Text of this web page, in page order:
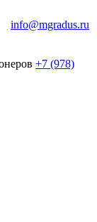
info@mgradus.ru
+7 (978)